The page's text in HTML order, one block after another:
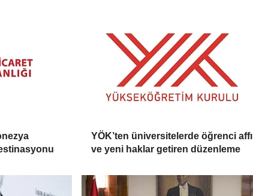
YÖK’ten üniversitelerde öğrenci affı
ve yeni haklar getiren düzenleme